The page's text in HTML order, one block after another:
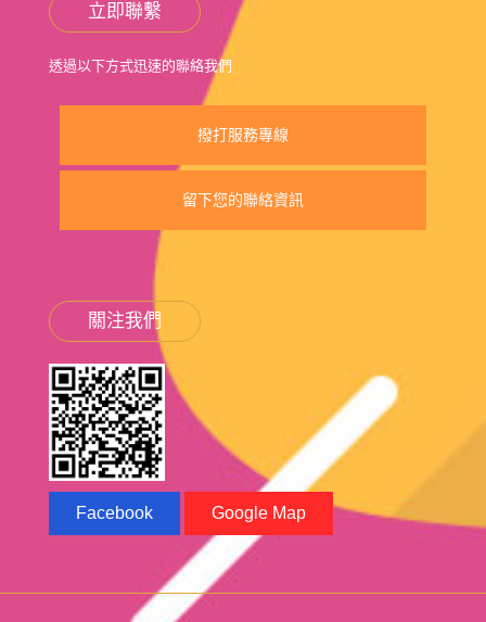
立即聯繫
透過以下方式迅速的聯絡我們
撥打服務專線
留下您的聯絡資訊
關注我們
Facebook Google Map